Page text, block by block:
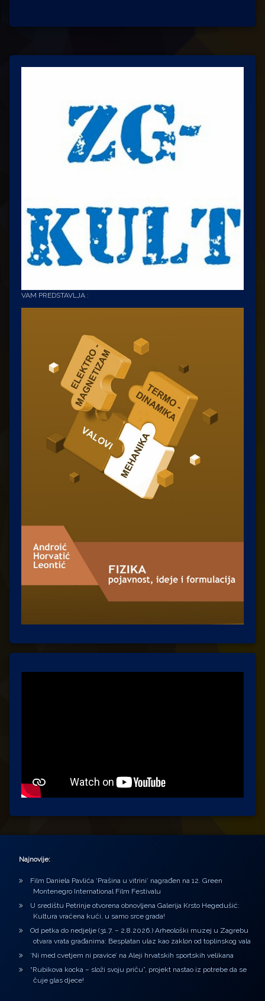
VAM PREDSTAVLJA :
Najnovije:
Film Daniela Pavlića ‘Prašina u vitrini’ nagrađen na 12. Green
Montenegro International Film Festivalu
U središtu Petrinje otvorena obnovljena Galerija Krsto Hegedušić:
Kultura vraćena kući, u samo srce grada!
Od petka do nedjelje (31.7. – 2.8.2026.) Arheološki muzej u Zagrebu
otvara vrata građanima: Besplatan ulaz kao zaklon od toplinskog vala
‘Ni med cvetjem ni pravice’ na Aleji hrvatskih sportskih velikana
“Rubikova kocka – složi svoju priču”, projekt nastao iz potrebe da se
čuje glas djece!